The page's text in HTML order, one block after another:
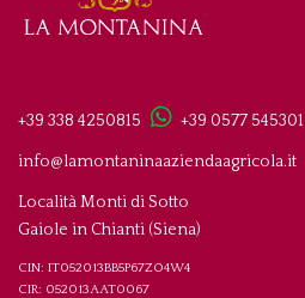
+39 338 4250815 +39 0577 545301
info@lamontaninaaziendaagricola.it
Località Monti di Sotto
Gaiole in Chianti (Siena)
CIN: IT052013BB5P67ZO4W4
CIR: 052013AAT0067